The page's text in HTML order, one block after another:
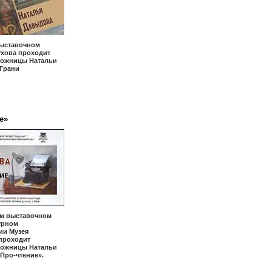
проходит
Натальи
выставочном
Музея
Натальи
чтение».